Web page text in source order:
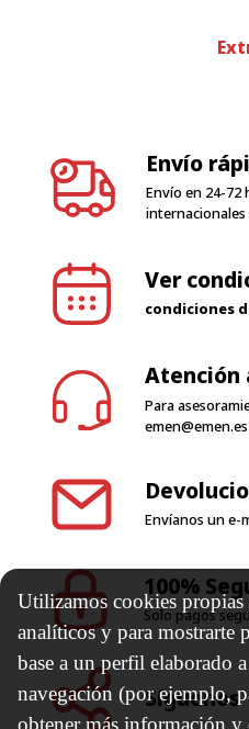
Envío
Envío en 24-72
internacionales
Ver
condiciones
Atención
Para
emen@emen.es
Envíanos un e-
100%
Solo pagos
Síguenos
Utilizamos cookies propias
analíticos y para mostrarte
base a un perfil elaborado
navegación (por ejemplo,
obtener más información y